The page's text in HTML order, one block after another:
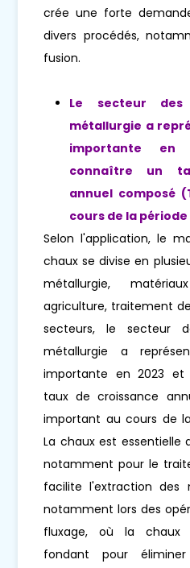
crée une forte
divers procédés,
fusion.
Le secteur
métallurgie a
importante
connaître un
annuel composé
cours de la
Selon l'application, le
chaux se divise en
métallurgie,
agriculture, traitement
secteurs, le secteur
métallurgie a
importante en 2023
taux de croissance
important au cours de
La chaux est essentielle
notamment pour le
facilite l'extraction des
notamment lors des
fluxage, où la chaux
fondant pour